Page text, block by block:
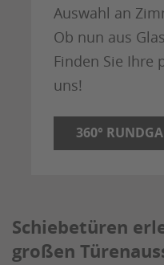
Auswahl an
Ob nun aus
Finden Sie Ihre
uns!
360°
Schiebetüren
großen